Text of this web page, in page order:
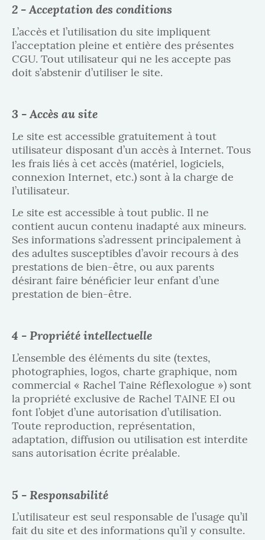
2 - Acceptation des conditions
L’accès et l’utilisation du site impliquent
l’acceptation pleine et entière des présentes
CGU. Tout utilisateur qui ne les accepte pas
doit s’abstenir d’utiliser le site.
3 - Accès au site
Le site est accessible gratuitement à tout
utilisateur disposant d’un accès à Internet. Tous
les frais liés à cet accès (matériel, logiciels,
connexion Internet, etc.) sont à la charge de
l’utilisateur.
Le site est accessible à tout public. Il ne
contient aucun contenu inadapté aux mineurs.
Ses informations s’adressent principalement à
des adultes susceptibles d’avoir recours à des
prestations de bien-être, ou aux parents
désirant faire bénéficier leur enfant d’une
prestation de bien-être.
4 - Propriété intellectuelle
L’ensemble des éléments du site (textes,
photographies, logos, charte graphique, nom
commercial « Rachel Taine Réflexologue ») sont
la propriété exclusive de Rachel TAINE EI ou
font l’objet d’une autorisation d’utilisation.
Toute reproduction, représentation,
adaptation, diffusion ou utilisation est interdite
sans autorisation écrite préalable.
5 - Responsabilité
L’utilisateur est seul responsable de l’usage qu’il
fait du site et des informations qu’il y consulte.